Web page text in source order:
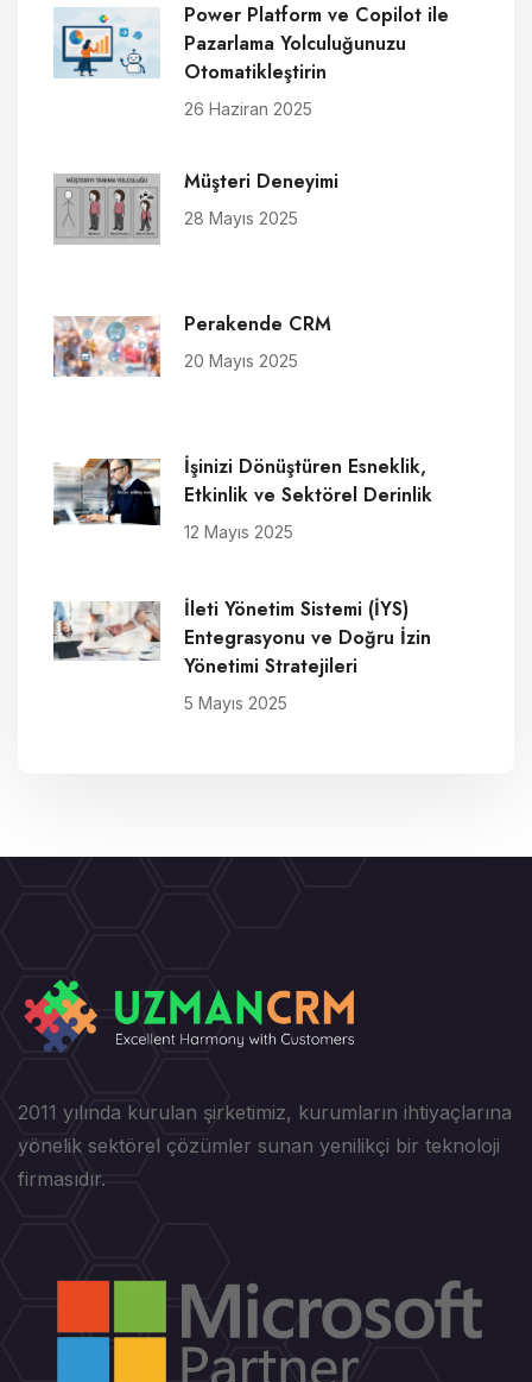
Power Platform ve Copilot ile
Pazarlama Yolculuğunuzu
Otomatikleştirin
26 Haziran 2025
Müşteri Deneyimi
28 Mayıs 2025
Perakende CRM
20 Mayıs 2025
İşinizi Dönüştüren Esneklik,
Etkinlik ve Sektörel Derinlik
12 Mayıs 2025
İleti Yönetim Sistemi (İYS)
Entegrasyonu ve Doğru İzin
Yönetimi Stratejileri
5 Mayıs 2025
2011 yılında kurulan şirketimiz, kurumların ihtiyaçlarına
yönelik sektörel çözümler sunan yenilikçi bir teknoloji
firmasıdır.